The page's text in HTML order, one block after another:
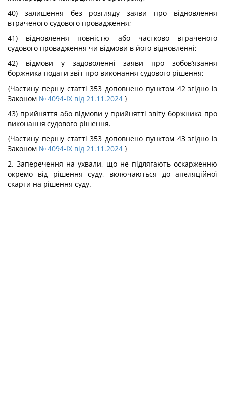
40) залишення без розгляду заяви про відновлення
втраченого судового провадження;
41) відновлення повністю або частково втраченого
судового провадження чи відмови в його відновленні;
42) відмови у задоволенні заяви про зобов’язання
боржника подати звіт про виконання судового рішення;
{Частину першу статті 353 доповнено пунктом 42 згідно із
Законом № 4094-IX від 21.11.2024 }
43) прийняття або відмови у прийнятті звіту боржника про
виконання судового рішення.
{Частину першу статті 353 доповнено пунктом 43 згідно із
Законом № 4094-IX від 21.11.2024 }
2. Заперечення на ухвали, що не підлягають оскарженню
окремо від рішення суду, включаються до апеляційної
скарги на рішення суду.